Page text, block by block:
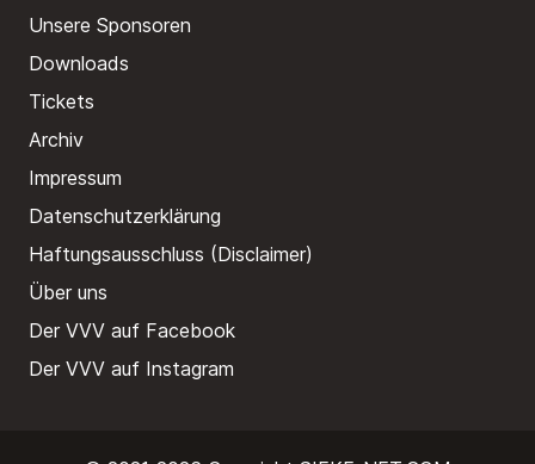
Unsere Sponsoren
Downloads
Tickets
Archiv
Impressum
Datenschutzerklärung
Haftungsausschluss (Disclaimer)
Über uns
Der VVV auf Facebook
Der VVV auf Instagram